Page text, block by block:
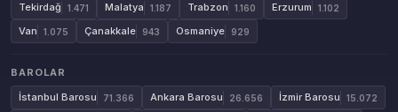
Tekirdağ 1.471 Malatya 1.187 Trabzon 1.160 Erzurum 1.102
Van 1.075 Çanakkale 943 Osmaniye 929
BAROLAR
İstanbul Barosu
71.366 Ankara Barosu 26.656 İzmir Barosu 15.072